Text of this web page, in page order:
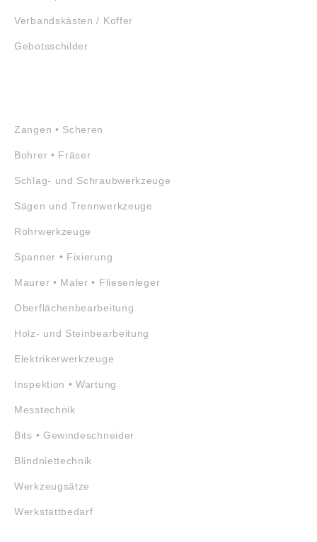
Verbandskästen / Koffer
Gebotsschilder
Zangen • Scheren
Bohrer • Fräser
Schlag- und Schraubwerkzeuge
Sägen und Trennwerkzeuge
Rohrwerkzeuge
Spanner • Fixierung
Maurer • Maler • Fliesenleger
Oberflächenbearbeitung
Holz- und Steinbearbeitung
Elektrikerwerkzeuge
Inspektion • Wartung
Messtechnik
Bits • Gewindeschneider
Blindniettechnik
Werkzeugsätze
Werkstattbedarf